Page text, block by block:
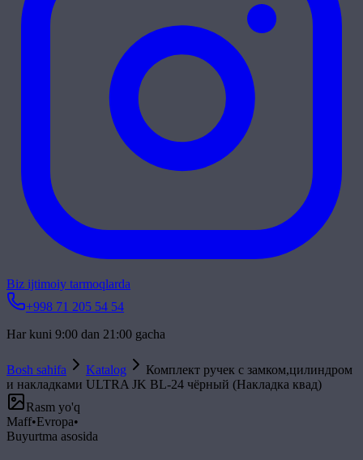
Biz ijtimoiy tarmoqlarda
+998 71 205 54 54
Har kuni 9:00 dan 21:00 gacha
Bosh sahifa Katalog
Комплект ручек с замком,цилиндром
и накладками ULTRA JK BL-24 чёрный (Накладка квад)
Rasm yo'q
Maff•Evropa•
Buyurtma asosida